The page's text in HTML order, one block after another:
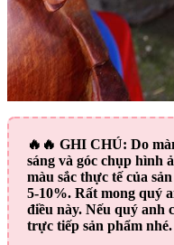
🔥🔥 GHI CHÚ: Do
sáng và góc chụp hình
màu sắc thực tế của
5-10%. Rất mong quý
điều này. Nếu quý anh
trực tiếp sản phẩm nhé.